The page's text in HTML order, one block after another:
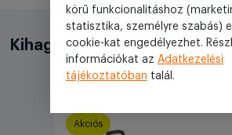
Kihagyhatatlan akciók
Akciós
körű funkcionalitáshoz
statisztika, személyre szabás)
cookie-kat engedélyezhet.
információkat az Adatkezelési
tájékoztatóban talál.